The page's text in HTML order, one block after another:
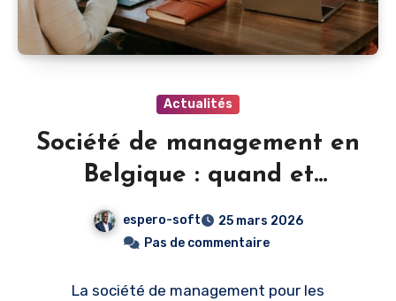
Actualités
Société de management en
Belgique : quand et
pourquoi créer la sienne
espero-soft
25 mars 2026
Pas de commentaire
La société de management pour les